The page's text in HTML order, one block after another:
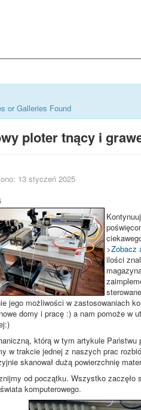
or Galleries Found
ploter tnący i
13 styczeń 2025
>Zobacz
ilości
jego możliwości w zastosowaniach
domy i pracę :) a nam pomoże w
którą w tym artykule Państwu
w trakcie jednej z naszych prac
skanował dużą powierzchnię
od początku. Wszystko zaczęło
komputerowego.